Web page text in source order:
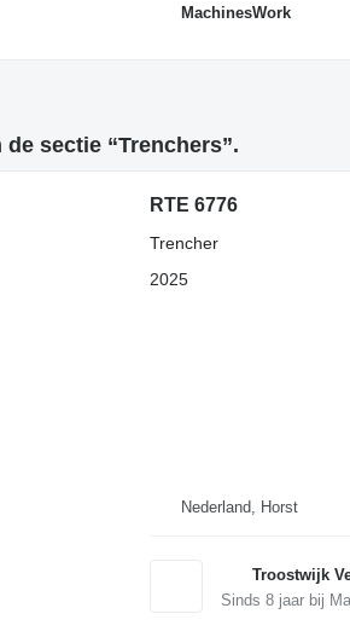
MachinesWork
sectie “Trenchers”.
RTE 6776
Trencher
2025
Nederland, Horst
Troostwijk
Sinds 8jaar bij